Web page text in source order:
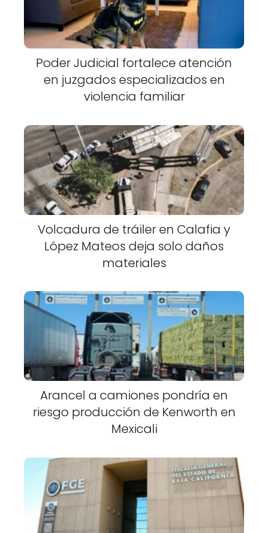
Poder Judicial fortalece atención
en juzgados especializados en
violencia familiar
Volcadura de tráiler en Calafia y
López Mateos deja solo daños
materiales
Arancel a camiones pondría en
riesgo producción de Kenworth en
Mexicali